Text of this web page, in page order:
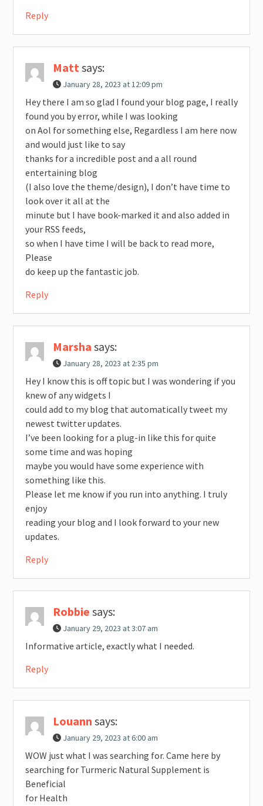
Reply
Mattsays:
January 28, 2023 at 12:09 pm
Hey there I am so glad I found your blog page, I really
found you by error, while I was looking
on Aol for something else, Regardless I am here now
and would just like to say
thanks for a incredible post and a all round
entertaining blog
(I also love the theme/design), I don’t have time to
look over it all at the
minute but I have book-marked it and also added in
your RSS feeds,
so when I have time I will be back to read more,
Please
do keep up the fantastic job.
Reply
Marsha says:
January 28, 2023 at 2:35 pm
Hey I know this is off topic but I was wondering if you
knew of any widgets I
could add to my blog that automatically tweet my
newest twitter updates.
I’ve been looking for a plug-in like this for quite
some time and was hoping
maybe you would have some experience with
something like this.
Please let me know if you run into anything. I truly
enjoy
reading your blog and I look forward to your new
updates.
Reply
Robbie says:
January 29, 2023 at 3:07 am
Informative article, exactly what I needed.
Reply
Louann says:
January 29, 2023 at 6:00 am
WOW just what I was searching for. Came here by
searching for Turmeric Natural Supplement is
Beneficial
for Health